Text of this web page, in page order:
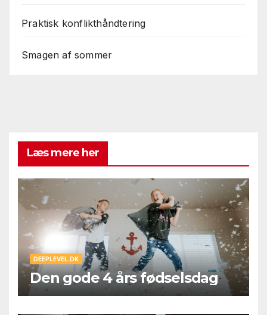
Praktisk konflikthåndtering
Smagen af sommer
Læs mere her
DEEPLEVEL.DK
Den gode 4 års fødselsdag